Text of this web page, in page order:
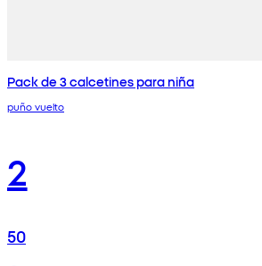
Pack de 3 calcetines para niña
puño vuelto
2
50